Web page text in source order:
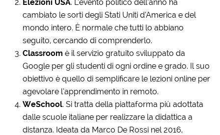
Elezioni USA. L’evento politico dell’anno ha
cambiato le sorti degli Stati Uniti d’America e del
mondo intero. È normale che tutti lo abbiano
seguito, cercando di comprenderlo.
Classroom è il servizio gratuito sviluppato da
Google per gli studenti di ogni ordine e grado. Il suo
obiettivo è quello di semplificare le lezioni online per
agevolare l’apprendimento in remoto.
WeSchool. Si tratta della piattaforma più adottata
dalle scuole italiane per realizzare la didattica a
distanza. Ideata da Marco De Rossi nel 2016,